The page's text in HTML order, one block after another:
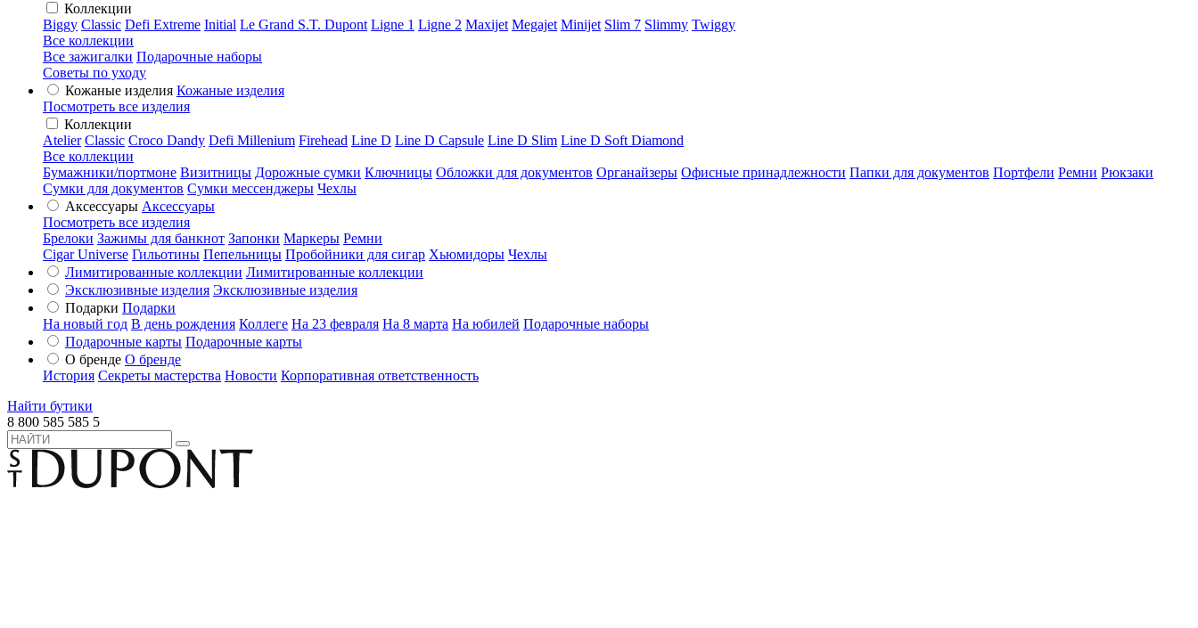
Коллекции
Biggy Classic Defi Extreme Initial Le Grand S.T. Dupont Ligne 1 Ligne 2 Maxijet Megajet Minijet Slim 7 Slimmy Twiggy
Все коллекции
Все зажигалки Подарочные наборы
Советы по уходу
Кожаные изделия Кожаные изделия
Посмотреть все изделия
Коллекции
Atelier Classic Croco Dandy Defi Millenium Firehead Line D Line D Capsule Line D Slim Line D Soft Diamond
Все коллекции
Бумажники/портмоне Визитницы Дорожные сумки Ключницы Обложки для документов Органайзеры Офисные принадлежности Папки для документов Портфели Ремни Рюкзаки
Сумки для документов Сумки мессенджеры Чехлы
Аксессуары Аксессуары
Посмотреть все изделия
Брелоки Зажимы для банкнот Запонки Маркеры Ремни
Cigar Universe Гильотины Пепельницы Пробойники для сигар Хьюмидоры Чехлы
Лимитированные коллекции Лимитированные коллекции
Эксклюзивные изделия Эксклюзивные изделия
Подарки Подарки
На новый год В день рождения Коллеге На 23 февраля На 8 марта На юбилей Подарочные наборы
Подарочные карты Подарочные карты
О бренде О бренде
История Секреты мастерства Новости Корпоративная ответственность
Найти бутики
8 800 585 585 5